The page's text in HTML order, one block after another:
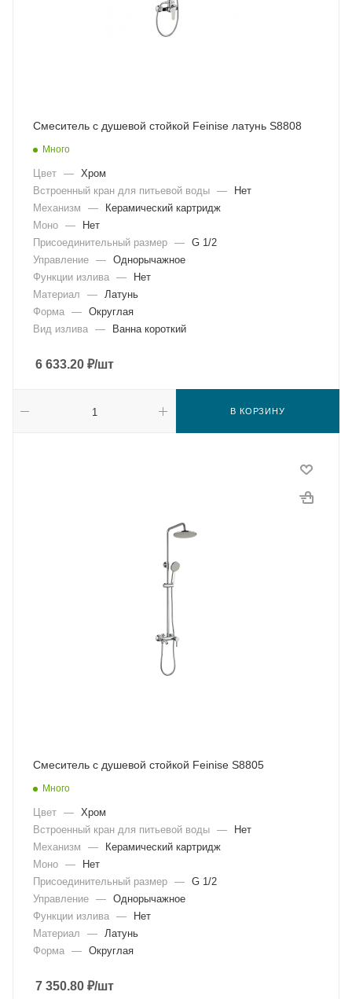
Смеситель с душевой стойкой Feinise латунь S8808
Много
Цвет — Хром
Встроенный кран для питьевой воды —
Нет
Механизм
—
Керамический картридж
Моно —
Нет
Присоединительный размер — G 1/2
Управление — Однорычажное
Функции излива —
Нет
Материал
— Латунь
Форма — Округлая
Вид излива — Ванна короткий
6 633.20 ₽/шт
В КОРЗИНУ
Смеситель с душевой стойкой Feinise S8805
Много
Цвет — Хром
Встроенный кран для питьевой воды —
Нет
Механизм
—
Керамический картридж
Моно —
Нет
Присоединительный размер — G 1/2
Управление — Однорычажное
Функции излива —
Нет
Материал
— Латунь
Форма — Округлая
7 350.80 ₽/шт